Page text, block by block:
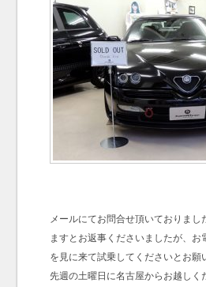
メールにてお問合せ頂いておりまし
ますとお返事くださいましたが、お
を見に来て試乗してくださいとお願
先週の土曜日に名古屋からお越しく